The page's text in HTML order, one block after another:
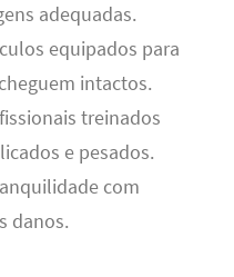
adequadas.
equipados para
intactos.
treinados
e pesados.
com
danos.